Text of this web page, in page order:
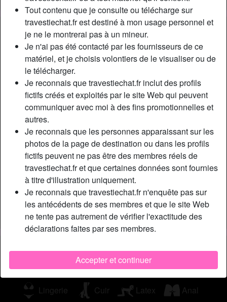
Tout contenu que je consulte ou télécharge sur
travestiechat.fr est destiné à mon usage personnel et
je ne le montrerai pas à un mineur.
Je n'ai pas été contacté par les fournisseurs de ce
matériel, et je choisis volontiers de le visualiser ou de
le télécharger.
Je reconnais que travestiechat.fr inclut des profils
fictifs créés et exploités par le site Web qui peuvent
communiquer avec moi à des fins promotionnelles et
autres.
Je reconnais que les personnes apparaissant sur les
photos de la page de destination ou dans les profils
fictifs peuvent ne pas être des membres réels de
travestiechat.fr et que certaines données sont fournies
à titre d'illustration uniquement.
Je reconnais que travestiechat.fr n'enquête pas sur
les antécédents de ses membres et que le site Web
ne tente pas autrement de vérifier l'exactitude des
déclarations faites par ses membres.
Accepter et continuer
Description
Je pensais qu’à mon âge, plus aucun mec ne voudrait de
moi, que j’étais rendu trop vieille et dépassée pour qu’on
me désire encore. Pourtant, je réalise qu’en fait, plus je
prends de l’âge, plus j’attire les hommes !! Je suis plus
confiante qu’avant dans mon approche, plus en contrôle au
lit et je suis moins timide quand je baisse ma culotte. Il faut
dire que dévoiler une bite de 23 cm, il faut l’assumer grave
mdr !!! Mais bon, je suis une shemale et en prime d’origine
arabe, donc les préjugés je connais pas mal de base. Plus
rien ne m’affecte vraiment. Mais la peur de vieillir et de ne
plus être attirante, je dois avouer que ca me chicote !! Tu
me trouves encore belle et sexy ???
Cherche
Homme, Hétéro, Bisexuel(le)
Tags
Jeu de rôle
Lingerie Cuir Latex Anal